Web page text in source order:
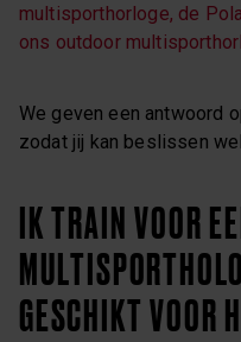
multisporthorloge, de
ons outdoor
We geven een antwoord
zodat jij kan beslissen
IK TRAIN VOOR
GESCHIKT VOOR